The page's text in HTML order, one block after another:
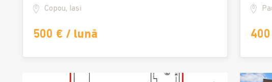
Copou, Iasi
500 € / lună